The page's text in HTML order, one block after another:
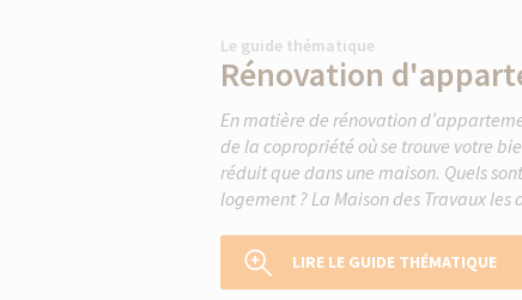
Le guide thématique
Rénovation
En matière de rénovation
de la copropriété où se trouve votre
réduit que dans une maison. Quels
logement ? La Maison des Travaux les
LIRE LE GUIDE THÉMATIQUE